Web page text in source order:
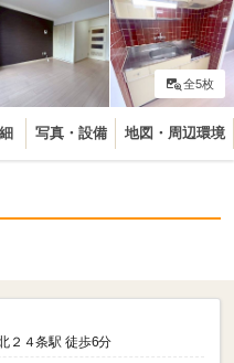
全5枚
写真・設備 地図・周辺環境
２４条駅 徒歩6分